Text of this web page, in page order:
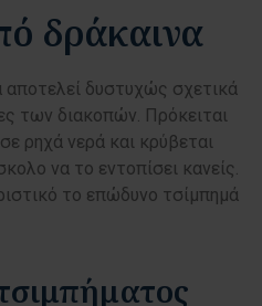
δράκαινα
δυστυχώς σχετικά
των διακοπών. Πρόκειται
ρηχά νερά και κρύβεται
να το εντοπίσει κανείς.
το επώδυνο τσίμπημά